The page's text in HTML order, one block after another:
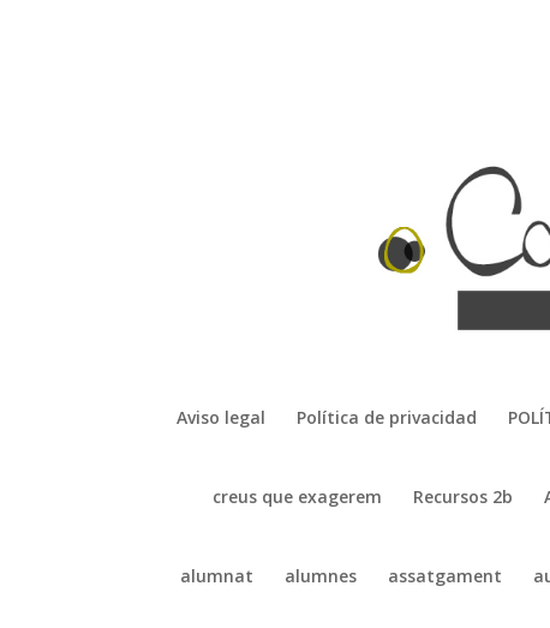
Aviso legal Política de privacidad
creus que exagerem Recursos 2b
alumnat alumnes assatgament